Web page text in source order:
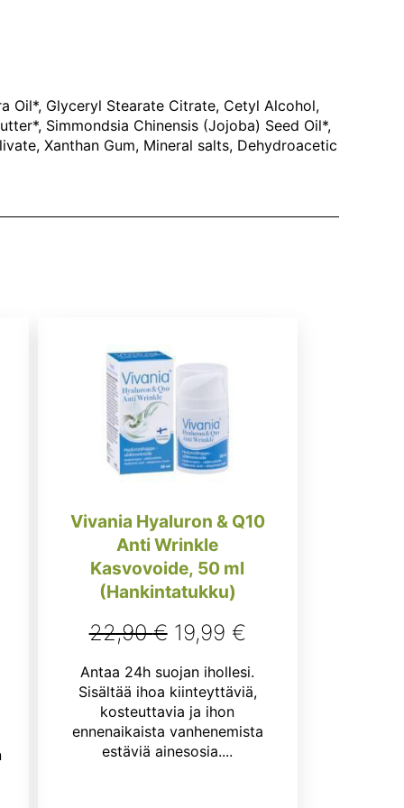
Oil*, Glyceryl Stearate Citrate, Cetyl Alcohol,
Simmondsia Chinensis (Jojoba) Seed Oil*,
Xanthan Gum, Mineral salts, Dehydroacetic
€.
Vivania Hyaluron & Q10
Anti Wrinkle
Kasvovoide, 50 ml
(Hankintatukku)
22,90€ Alkuperäinen
hinta
oli:
22,90 €.
19,99 €Nykyinen
hinta
on:
19,99 €.
Antaa 24h suojan ihollesi.
Sisältää ihoa kiinteyttäviä,
kosteuttavia ja ihon
ennenaikaista vanhenemista
estäviä ainesosia....